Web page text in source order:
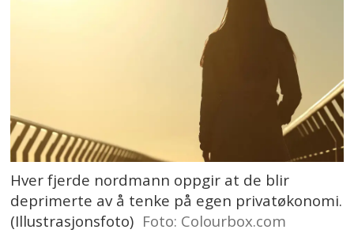
Hver fjerde nordmann oppgir at de blir
deprimerte av å tenke på egen privatøkonomi.
(Illustrasjonsfoto) Foto: Colourbox.com